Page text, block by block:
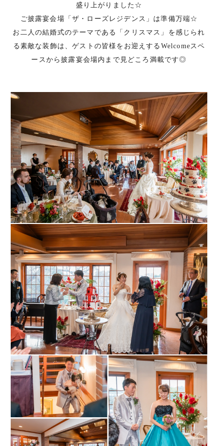
盛り上がりました☆
ご披露宴会場「ザ・ローズレジデンス」は準備万端☆
お二人の結婚式のテーマである「クリスマス」を感じられ
る素敵な装飾は、ゲストの皆様をお迎えするWelcomeスペ
ースから披露宴会場内まで見どころ満載です◎